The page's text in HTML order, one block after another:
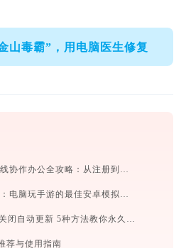
山毒霸”，用电脑医生修复
石墨文档怎么用？在线协作办公全攻略：从注册到团队高效协同
雷电模拟器完全攻略：电脑玩手游的最佳安卓模拟器下载安装与优化配置指南
Win10如何彻底永久关闭自动更新 5种方法教你永久关闭win10自动更新
荐与使用指南